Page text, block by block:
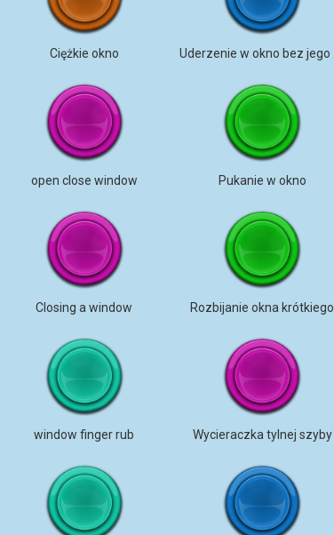
Ciężkie okno
open close window Pukanie w okno
Closing a window Rozbijanie okna krótkiego
window finger rub Wycieraczka tylnej szyby